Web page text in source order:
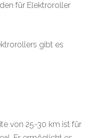
für Elektroroller
gibt es
von 25-30 km ist für